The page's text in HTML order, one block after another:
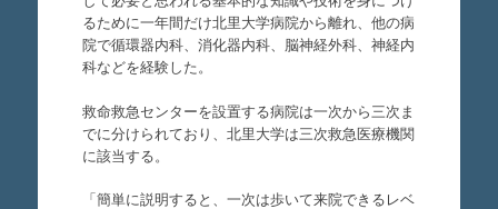
るために一年間だけ北里大学病院から離れ、他の病
院で循環器内科、消化器内科、脳神経外科、神経内
科などを経験した。
救命救急センターを設置する病院は一次から三次ま
でに分けられており、北里大学は三次救急医療機関
に該当する。
「簡単に説明すると、一次は歩いて来院できるレベ